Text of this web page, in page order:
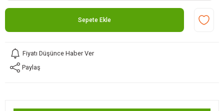
Sepete Ekle
Fiyatı Düşünce Haber Ver
Paylaş